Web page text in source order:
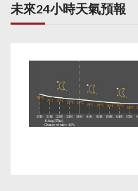
未來24小時天氣預報